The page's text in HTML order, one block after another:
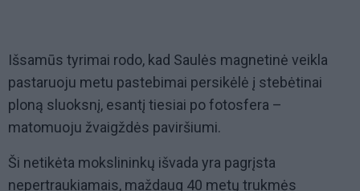
Išsamūs tyrimai rodo, kad Saulės magnetinė veikla
pastaruoju metu pastebimai persikėlė į stebėtinai
ploną sluoksnį, esantį tiesiai po fotosfera –
matomuoju žvaigždės paviršiumi.
Ši netikėta mokslininkų išvada yra pagrįsta
nepertraukiamais, maždaug 40 metų trukmės